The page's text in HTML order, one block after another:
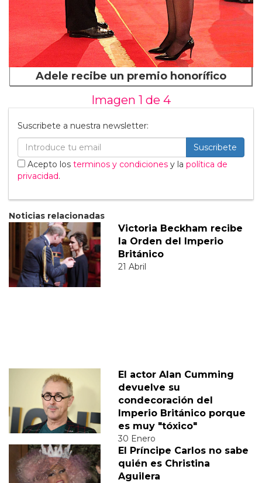
Adele recibe un premio honorífico
Imagen 1 de 4
Suscribete a nuestra newsletter:
Suscribete
Acepto los terminos y condiciones y la política de
privacidad.
Noticias relacionadas
Victoria Beckham recibe
la Orden del Imperio
Británico
21 Abril
El actor Alan Cumming
devuelve su
condecoración del
Imperio Británico porque
es muy "tóxico"
30 Enero
El Príncipe Carlos no sabe
quién es Christina
Aguilera